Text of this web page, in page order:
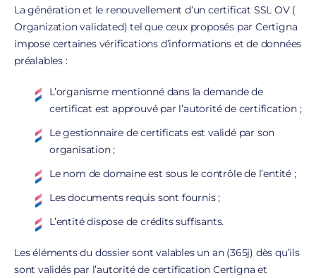
La génération et le renouvellement d’un certificat SSL OV (
Organization validated) tel que ceux proposés par Certigna
impose certaines vérifications d’informations et de données
préalables :
L’organisme mentionné dans la demande de
certificat est approuvé par l’autorité de certification ;
Le gestionnaire de certificats est validé par son
organisation ;
Le nom de domaine est sous le contrôle de l’entité ;
Les documents requis sont fournis ;
L’entité dispose de crédits suffisants.
Les éléments du dossier sont valables un an (365j) dès qu’ils
sont validés par l’autorité de certification Certigna et